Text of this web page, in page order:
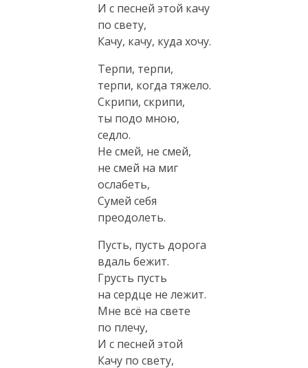
И с песней этой качу
по свету,
Качу, качу, куда хочу.
Терпи, терпи,
терпи, когда тяжело.
Скрипи, скрипи,
ты подо мною,
седло.
Не смей, не смей,
не смей на миг
ослабеть,
Сумей себя
преодолеть.
Пусть, пусть дорога
вдаль бежит.
Грусть пусть
на сердце не лежит.
Мне всё на свете
по плечу,
И с песней этой
Качу по свету,